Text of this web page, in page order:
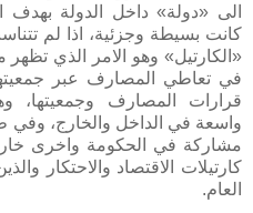
الى «دولة» داخل الدولة
كانت بسيطة وجزئية، اذا لم
«الكارتيل» وهو الامر الذي
في تعاطي المصارف عبر
قرارات المصارف وجمعيتها،
واسعة في الداخل والخارج، وفي
مشاركة في الحكومة واخرى
كارتيلات الاقتصاد والاحتكار
العام.